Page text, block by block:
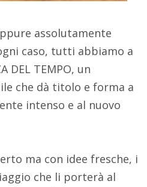
assolutamente
caso, tutti abbiamo a
DEL TEMPO, un
che dà titolo e forma a
intenso e al nuovo
ma con idee fresche, i
che li porterà al